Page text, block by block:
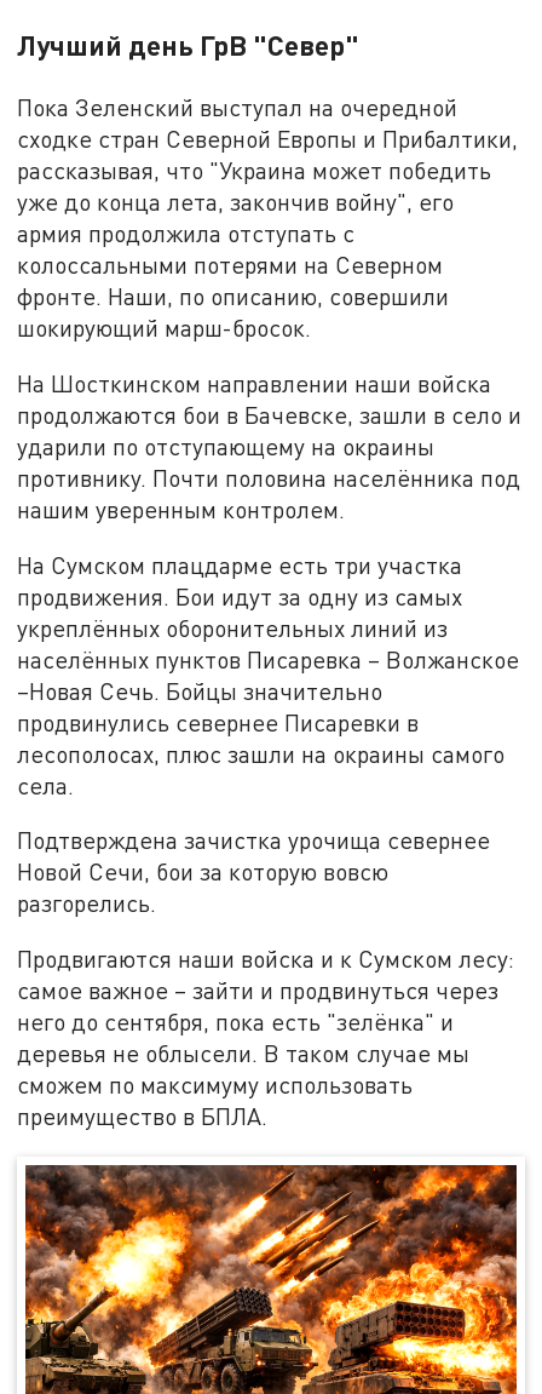
Лучший день ГрВ "Север"
Пока Зеленский выступал на очередной
сходке стран Северной Европы и Прибалтики,
рассказывая, что "Украина может победить
уже до конца лета, закончив войну", его
армия продолжила отступать с
колоссальными потерями на Северном
фронте. Наши, по описанию, совершили
шокирующий марш-бросок.
На Шосткинском направлении наши войска
продолжаются бои в Бачевске, зашли в село и
ударили по отступающему на окраины
противнику. Почти половина населённика под
нашим уверенным контролем.
На Сумском плацдарме есть три участка
продвижения. Бои идут за одну из самых
укреплённых оборонительных линий из
населённых пунктов Писаревка – Волжанское
–Новая Сечь. Бойцы значительно
продвинулись севернее Писаревки в
лесополосах, плюс зашли на окраины самого
села.
Подтверждена зачистка урочища севернее
Новой Сечи, бои за которую вовсю
разгорелись.
Продвигаются наши войска и к Сумском лесу:
самое важное – зайти и продвинуться через
него до сентября, пока есть "зелёнка" и
деревья не облысели. В таком случае мы
сможем по максимуму использовать
преимущество в БПЛА.